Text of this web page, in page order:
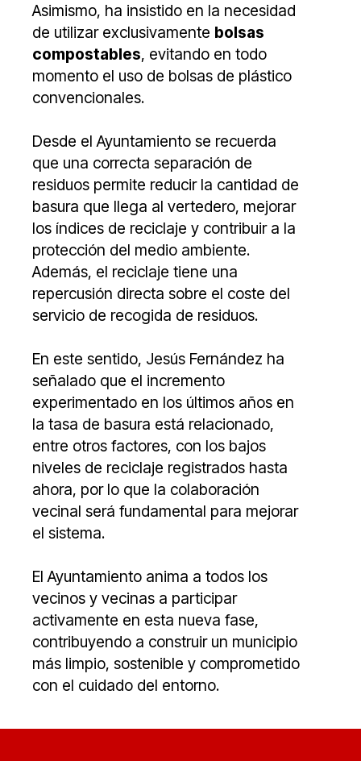
Asimismo, ha insistido en la necesidad
de utilizar exclusivamente bolsas
compostables, evitando en todo
momento el uso de bolsas de plástico
convencionales.
Desde el Ayuntamiento se recuerda
que una correcta separación de
residuos permite reducir la cantidad de
basura que llega al vertedero, mejorar
los índices de reciclaje y contribuir a la
protección del medio ambiente.
Además, el reciclaje tiene una
repercusión directa sobre el coste del
servicio de recogida de residuos.
En este sentido, Jesús Fernández ha
señalado que el incremento
experimentado en los últimos años en
la tasa de basura está relacionado,
entre otros factores, con los bajos
niveles de reciclaje registrados hasta
ahora, por lo que la colaboración
vecinal será fundamental para mejorar
el sistema.
El Ayuntamiento anima a todos los
vecinos y vecinas a participar
activamente en esta nueva fase,
contribuyendo a construir un municipio
más limpio, sostenible y comprometido
con el cuidado del entorno.